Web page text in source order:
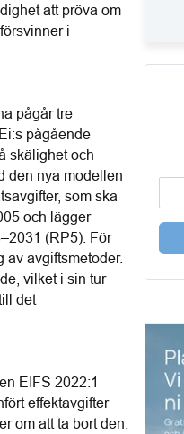
att pröva om
i
pågår tre
pågående
skälighet och
den nya modellen
som ska
och lägger
(RP5). För
avgiftsmetoder.
vilket i sin tur
det
EIFS 2022:1
effektavgifter
om att ta bort den.